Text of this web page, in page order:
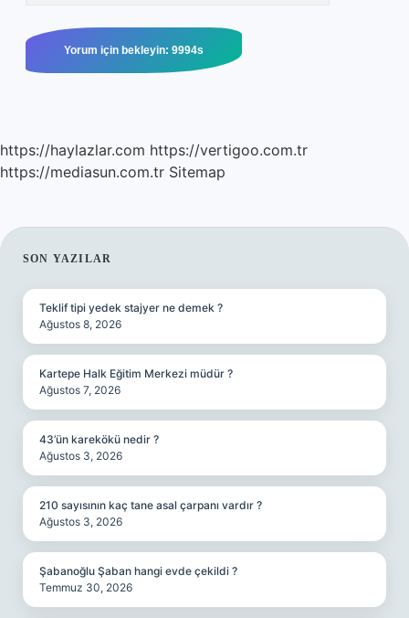
https://haylazlar.com https://vertigoo.com.tr
https://mediasun.com.tr Sitemap
SIDEBAR
SON YAZILAR
Teklif tipi yedek stajyer ne demek ?
Ağustos 8, 2026
Kartepe Halk Eğitim Merkezi müdür ?
Ağustos 7, 2026
43’ün karekökü nedir ?
Ağustos 3, 2026
210 sayısının kaç tane asal çarpanı vardır ?
Ağustos 3, 2026
Şabanoğlu Şaban hangi evde çekildi ?
Temmuz 30, 2026